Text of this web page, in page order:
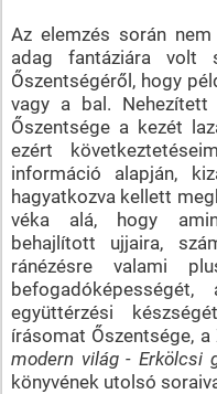
Az elemzés során
adag fantáziára volt
Őszentségéről, hogy
vagy a bal. Nehezített
Őszentsége a kezét
ezért
információ alapján,
hagyatkozva kellett
véka alá, hogy
behajlított ujjaira,
ránézésre valami
együttérzési
írásomat Őszentsége, a
modern világ - Erkölcsi
könyvének utolsó